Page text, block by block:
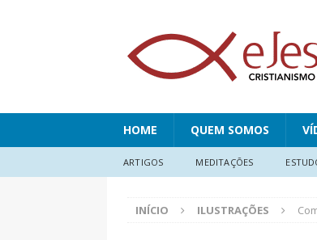
HOME QUEM SOMOS
ARTIGOS MEDITAÇÕES
INÍCIO ILUSTRAÇÕES